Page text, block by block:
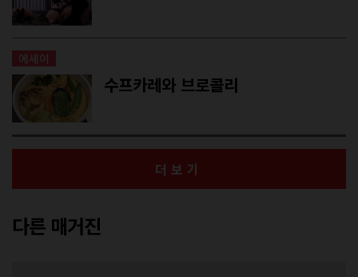
에세이
수프카레와 브로콜리
더보기
다른 매거진